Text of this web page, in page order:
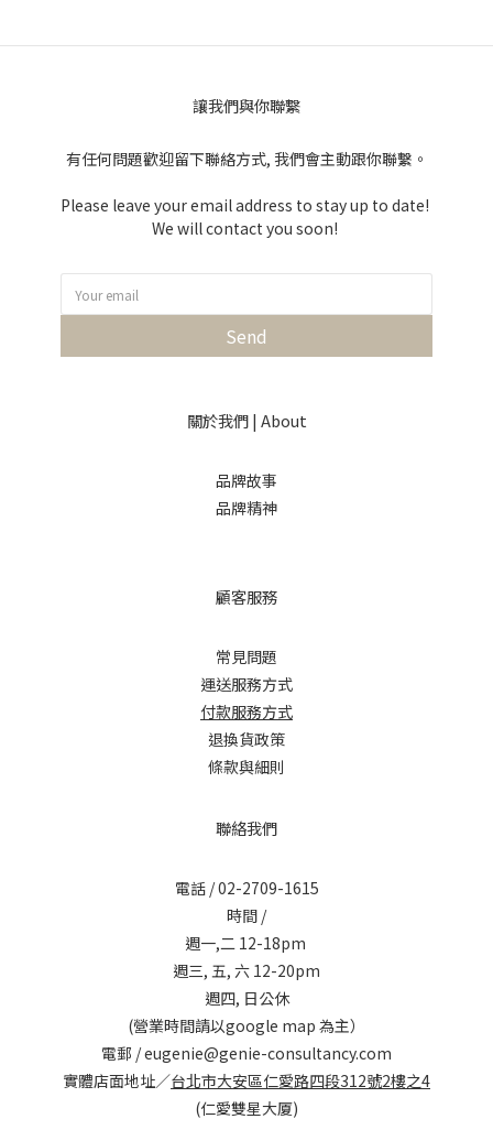
讓我們與你聯繫
有任何問題歡迎留下聯絡方式, 我們會主動跟你聯繫。
Please leave your email address to stay up to date!
We will contact you soon!
Send
關於我們 | About
品牌故事
品牌精神
顧客服務
常見問題
運送服務方式
付款服務方式
退換貨政策
條款與細則
聯絡我們
電話 / 02-2709-1615
時間 /
週一,二 12-18pm
週三, 五, 六 12-20pm
週四, 日公休
(營業時間請以google map 為主）
電郵 / eugenie@genie-consultancy.com
實體店面地址／台北市大安區仁愛路四段312號2樓之4
(仁愛雙星大厦)